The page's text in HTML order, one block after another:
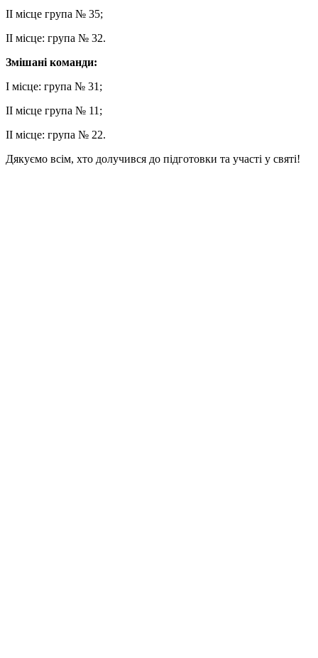
ІІ місце група № 35;
ІІ місце: група № 32.
Змішані команди:
І місце: група № 31;
ІІ місце група № 11;
ІІ місце: група № 22.
Дякуємо всім, хто долучився до підготовки та участі у святі!